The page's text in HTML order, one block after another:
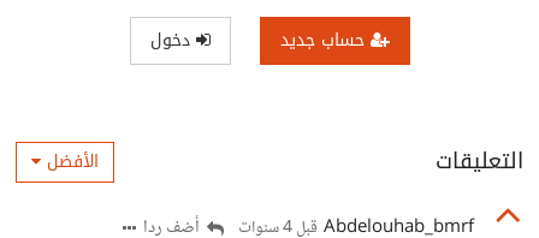
حساب جديد دخول
التعليقات الأفضل
Abdelouhab_bmrf قبل 4 سنوات
أضف ردا